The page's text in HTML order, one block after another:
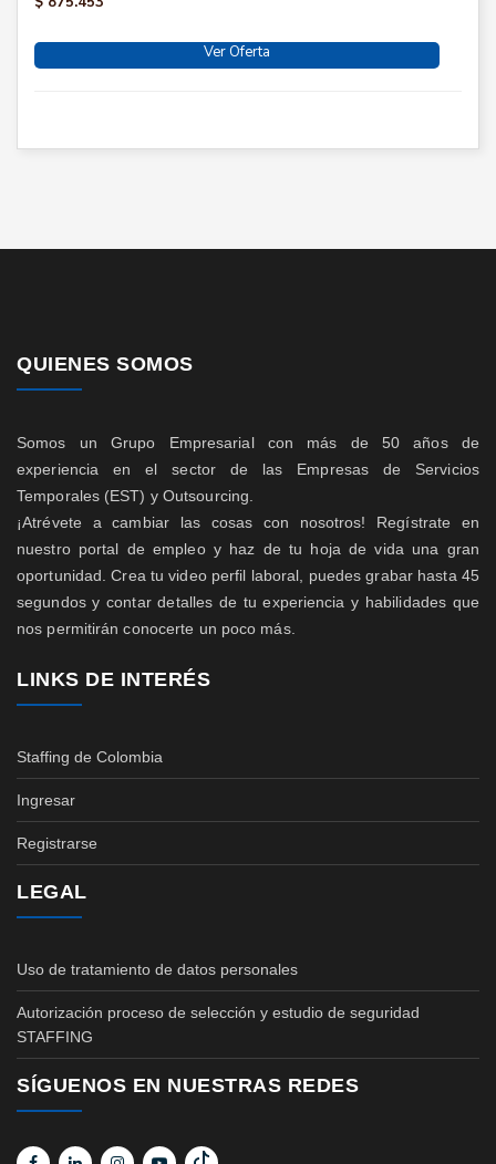
Ver Oferta
QUIENES SOMOS
Somos un Grupo Empresarial con más de 50 años de
experiencia en el sector de las Empresas de Servicios
Temporales (EST) y Outsourcing.
¡Atrévete a cambiar las cosas con nosotros! Regístrate en
nuestro portal de empleo y haz de tu hoja de vida una gran
oportunidad. Crea tu video perfil laboral, puedes grabar hasta 45
segundos y contar detalles de tu experiencia y habilidades que
nos permitirán conocerte un poco más.
LINKS DE INTERÉS
Staffing de Colombia
Ingresar
Registrarse
LEGAL
Uso de tratamiento de datos personales
Autorización proceso de selección y estudio de seguridad
STAFFING
SÍGUENOS EN NUESTRAS REDES